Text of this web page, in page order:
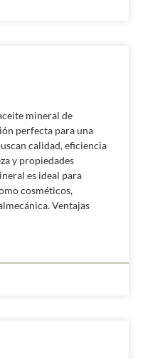
mineral de
perfecta para una
calidad, eficiencia
y propiedades
es ideal para
cosméticos,
Ventajas